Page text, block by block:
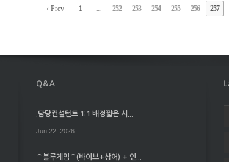
‹ Prev 1 ... 252 253 254 255 256 257
.담당컨설턴트 1:1 배정짧은 시...
Jun 22. 2026
⌒블루게임⌒(바이브+상어) + 인...